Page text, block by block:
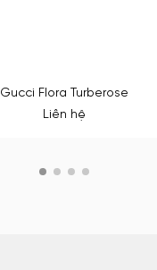
Gucci Flora Turberose
Liên hệ